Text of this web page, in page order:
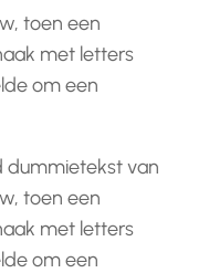
toen een
met letters
om een
dummietekst van
toen een
met letters
om een